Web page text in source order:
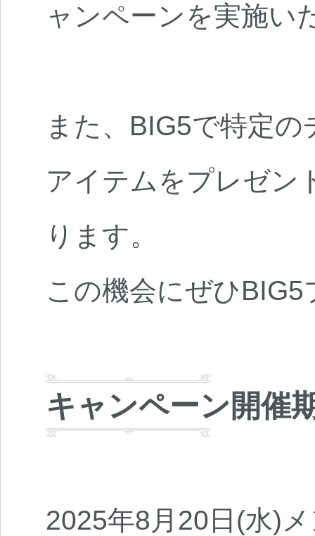
ャンペーンを実施い
また、BIG5で特定
アイテムをプレゼン
ります。
この機会にぜひ
キャンペーン開催
2025年8月20日(水)